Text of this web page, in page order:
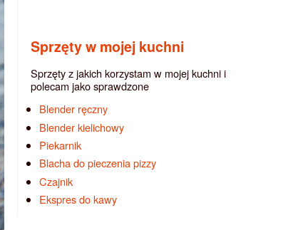
Sprzęty w mojej kuchni
Sprzęty z jakich korzystam w mojej kuchni i
polecam jako sprawdzone
Blender ręczny
Blender kielichowy
Piekarnik
Blacha do pieczenia pizzy
Czajnik
Ekspres do kawy